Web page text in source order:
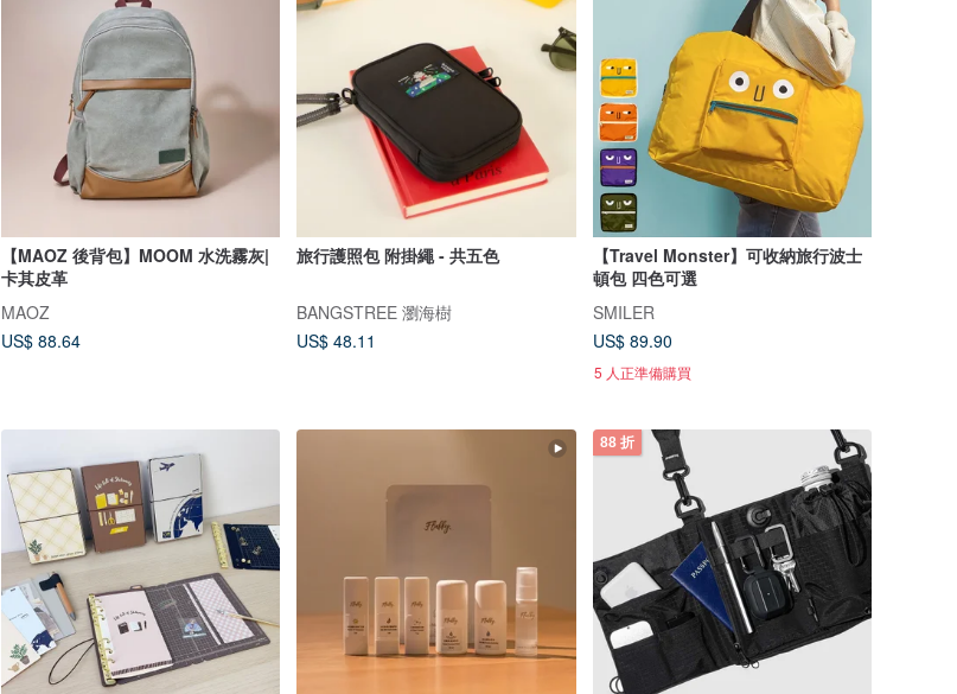
【MAOZ 後背包】MOOM 水洗霧灰|
卡其皮革
MAOZ
US$ 88.64
旅行護照包 附掛繩 - 共五色
BANGSTREE 瀏海樹
US$ 48.11
【Travel Monster】可收納旅行波士
頓包 四色可選
SMILER
US$ 89.90
5 人正準備購買
88 折